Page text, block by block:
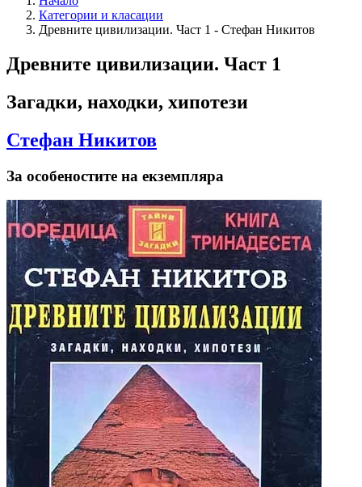
Категории и класации
Древните цивилизации. Част 1 - Стефан Никитов
Древните цивилизации. Част 1
Загадки, находки, хипотези
Стефан Никитов
За особеностите на екземпляра